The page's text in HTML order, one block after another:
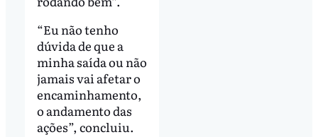
“Eu não tenho
dúvida de que a
minha saída ou não
jamais vai afetar o
encaminhamento,
o andamento das
ações”, concluiu.